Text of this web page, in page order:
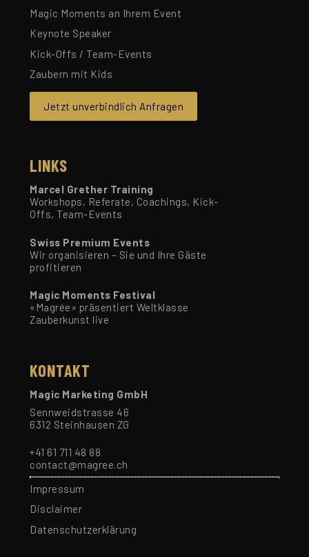
Magic Moments an Ihrem Event
Keynote Speaker
Kick-Offs / Team-Events
Zaubern mit Kids
Jetzt unverbindlich Anfragen
LINKS
Marcel Grether Training
Workshops, Referate, Coachings, Kick-
Offs, Team-Events
Swiss Premium Events
Wir organisieren – Sie und Ihre Gäste
profitieren
Magic Moments Festival
«Magrée» präsentiert Weltklasse
Zauberkunst live
KONTAKT
Magic Marketing GmbH
Sennweidstrasse 46
6312 Steinhausen ZG
+41 61 711 48 88
contact@magree.ch
Impressum
Disclaimer
Datenschutzerklärung